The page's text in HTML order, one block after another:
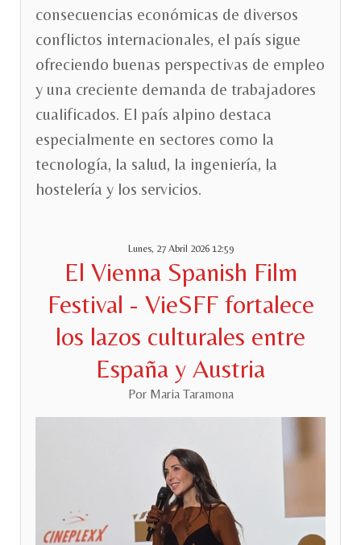
consecuencias económicas de diversos
conflictos internacionales, el país sigue
ofreciendo buenas perspectivas de empleo
y una creciente demanda de trabajadores
cualificados. El país alpino destaca
especialmente en sectores como la
tecnología, la salud, la ingeniería, la
hostelería y los servicios.
Lunes, 27 Abril 2026 12:59
El Vienna Spanish Film
Festival - VieSFF fortalece
los lazos culturales entre
España y Austria
Por Maria Taramona